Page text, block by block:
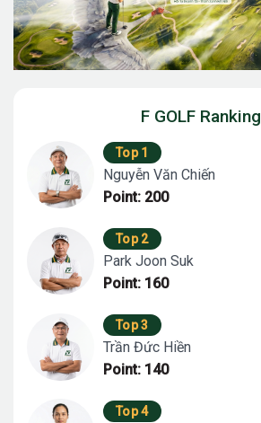
F GOLF Ranking
Top 1
Nguyễn Văn Chiến
Point: 200
Top 2
Park Joon Suk
Point: 160
Top 3
Trần Đức Hiền
Point: 140
Top 4